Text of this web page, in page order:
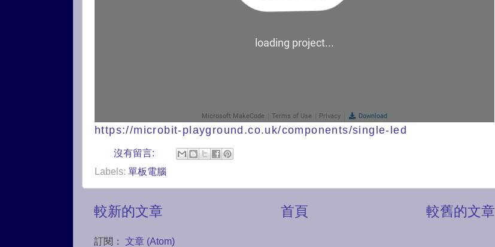
https://microbit-playground.co.uk/components/single-led
沒有留言:
Labels: 單板電腦
較新的文章 較舊的文章
首頁
訂閱： 文章 (Atom)